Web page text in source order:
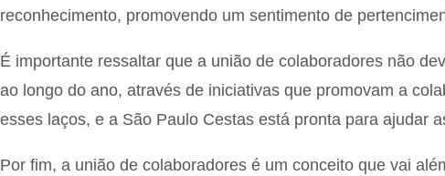
reconhecimento, promovendo um sentimento de
É importante ressaltar que a união de colaboradores não
ao longo do ano, através de iniciativas que promovam a
esses laços, e a São Paulo Cestas está pronta para ajudar
Por fim, a união de colaboradores é um conceito que vai